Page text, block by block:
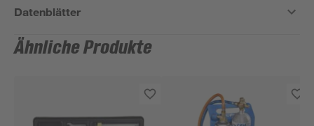
Datenblätter
Ähnliche Produkte